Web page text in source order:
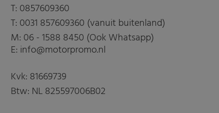
T: 0857609360
T: 0031 857609360 (vanuit buitenland)
M: 06 - 1588 8450 (Ook Whatsapp)
E: info@motorpromo.nl
Kvk: 81669739
Btw: NL 825597006B02